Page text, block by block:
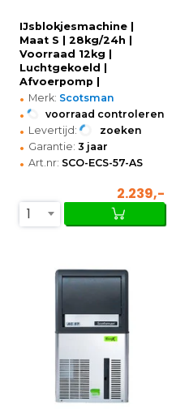
IJsblokjesmachine |
Maat S | 28kg/24h |
Voorraad 12kg |
Luchtgekoeld |
Afvoerpomp |
386x600x695(h)mm
• Merk: Scotsman
• voorraad controleren
• Levertijd: zoeken
• Garantie: 3 jaar
• Art.nr: SCO-ECS-57-AS
2.239,-
1